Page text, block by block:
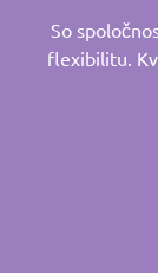
So
flexibilitu.